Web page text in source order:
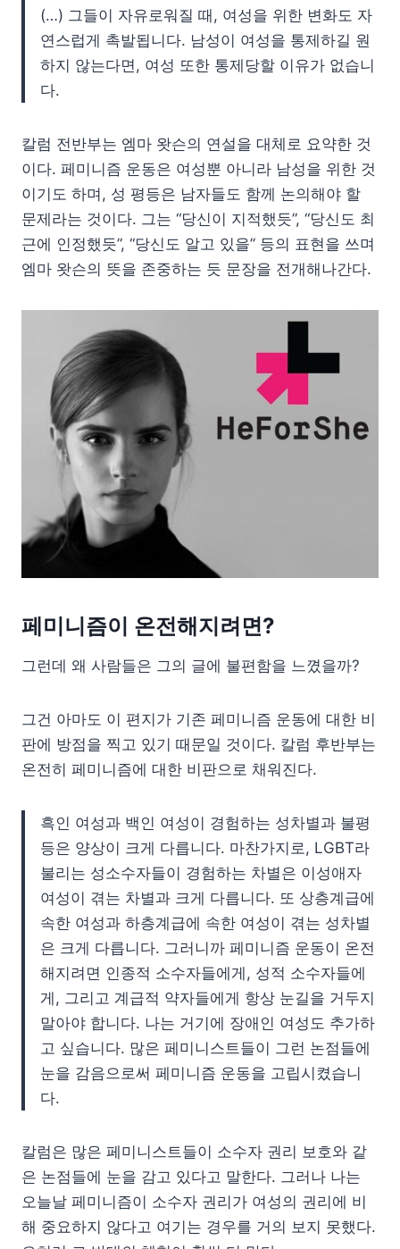
(…) 그들이 자유로워질 때, 여성을 위한 변화도 자
연스럽게 촉발됩니다. 남성이 여성을 통제하길 원
하지 않는다면, 여성 또한 통제당할 이유가 없습니
다.
칼럼 전반부는 엠마 왓슨의 연설을 대체로 요약한 것
이다. 페미니즘 운동은 여성뿐 아니라 남성을 위한 것
이기도 하며, 성 평등은 남자들도 함께 논의해야 할
문제라는 것이다. 그는 “당신이 지적했듯”, “당신도 최
근에 인정했듯”, “당신도 알고 있을” 등의 표현을 쓰며
엠마 왓슨의 뜻을 존중하는 듯 문장을 전개해나간다.
페미니즘이 온전해지려면?
그런데 왜 사람들은 그의 글에 불편함을 느꼈을까?
그건 아마도 이 편지가 기존 페미니즘 운동에 대한 비
판에 방점을 찍고 있기 때문일 것이다. 칼럼 후반부는
온전히 페미니즘에 대한 비판으로 채워진다.
흑인 여성과 백인 여성이 경험하는 성차별과 불평
등은 양상이 크게 다릅니다. 마찬가지로, LGBT라
불리는 성소수자들이 경험하는 차별은 이성애자
여성이 겪는 차별과 크게 다릅니다. 또 상층계급에
속한 여성과 하층계급에 속한 여성이 겪는 성차별
은 크게 다릅니다. 그러니까 페미니즘 운동이 온전
해지려면 인종적 소수자들에게, 성적 소수자들에
게, 그리고 계급적 약자들에게 항상 눈길을 거두지
말아야 합니다. 나는 거기에 장애인 여성도 추가하
고 싶습니다. 많은 페미니스트들이 그런 논점들에
눈을 감음으로써 페미니즘 운동을 고립시켰습니
다.
칼럼은 많은 페미니스트들이 소수자 권리 보호와 같
은 논점들에 눈을 감고 있다고 말한다. 그러나 나는
오늘날 페미니즘이 소수자 권리가 여성의 권리에 비
해 중요하지 않다고 여기는 경우를 거의 보지 못했다.